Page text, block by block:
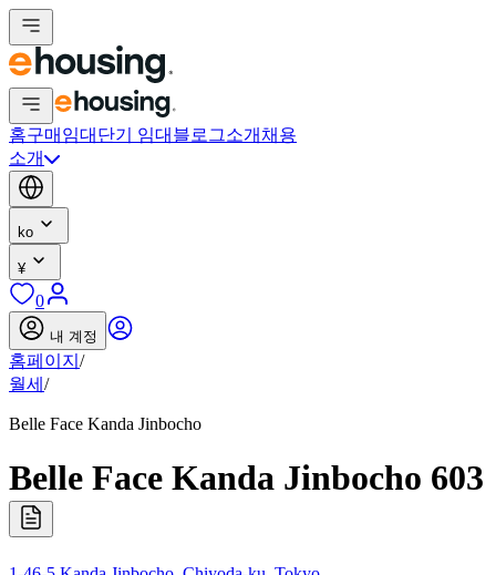
홈구매 임대 단기 임대 블로그소개 채용
소개
ko
¥
0
내 계정
홈페이지 /
월세 /
Belle Face Kanda Jinbocho
Belle Face Kanda Jinbocho 603